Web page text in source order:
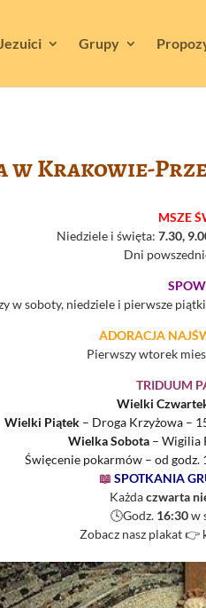
Grupy
Krakowie-
MSZE
Niedziele i święta: 7.30,
Dni
w soboty, niedziele i pierwsze
ADORACJA
Pierwszy wtorek
TRIDUUM
Wielki
Wielki Piątek – Droga Krzyżowa –
Wielka Sobota– Wigilia
Święcenie pokarmów – od godz.
📖 SPOTKANIA
Każdaczwarta
🕓Godz. 16:30w
Zobacz nasz plakat 👉